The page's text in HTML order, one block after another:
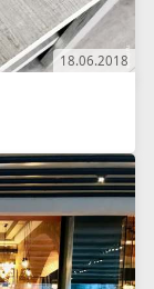
18.06.2018